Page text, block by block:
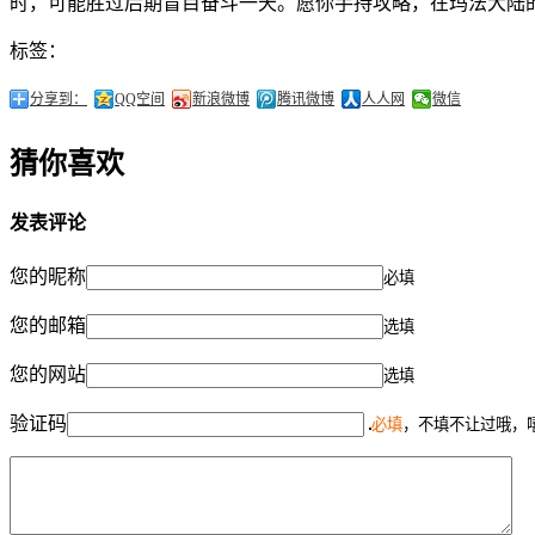
标签：
分享到： QQ空间 新浪微博 腾讯微博 人人网 微信
猜你喜欢
发表评论
您的昵称 必填
您的邮箱 选填
您的网站 选填
验证码 必填，不填不让过哦，